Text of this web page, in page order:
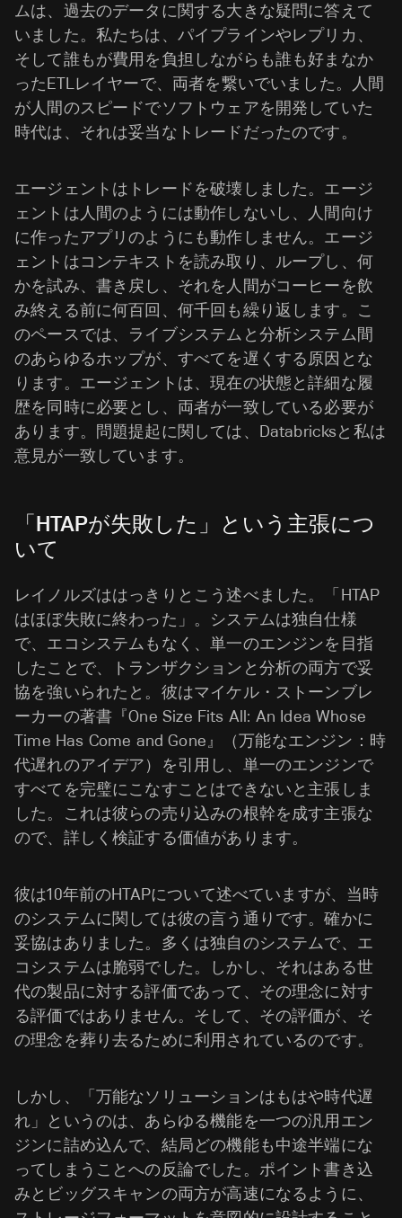
ムは、過去のデータに関する大きな疑問に答えて
いました。私たちは、パイプラインやレプリカ、
そして誰もが費用を負担しながらも誰も好まなか
ったETLレイヤーで、両者を繋いでいました。人間
が人間のスピードでソフトウェアを開発していた
時代は、それは妥当なトレードだったのです。
エージェントはトレードを破壊しました。エージ
ェントは人間のようには動作しないし、人間向け
に作ったアプリのようにも動作しません。エージ
ェントはコンテキストを読み取り、ループし、何
かを試み、書き戻し、それを人間がコーヒーを飲
み終える前に何百回、何千回も繰り返します。こ
のペースでは、ライブシステムと分析システム間
のあらゆるホップが、すべてを遅くする原因とな
ります。エージェントは、現在の状態と詳細な履
歴を同時に必要とし、両者が一致している必要が
あります。問題提起に関しては、Databricksと私は
意見が一致しています。
「HTAPが失敗した」という主張につ
いて
レイノルズははっきりとこう述べました。「HTAP
はほぼ失敗に終わった」。システムは独自仕様
で、エコシステムもなく、単一のエンジンを目指
したことで、トランザクションと分析の両方で妥
協を強いられたと。彼はマイケル・ストーンブレ
ーカーの著書『One Size Fits All: An Idea Whose
Time Has Come and Gone』（万能なエンジン：時
代遅れのアイデア）を引用し、単一のエンジンで
すべてを完璧にこなすことはできないと主張しま
した。これは彼らの売り込みの根幹を成す主張な
ので、詳しく検証する価値があります。
彼は10年前のHTAPについて述べていますが、当時
のシステムに関しては彼の言う通りです。確かに
妥協はありました。多くは独自のシステムで、エ
コシステムは脆弱でした。しかし、それはある世
代の製品に対する評価であって、その理念に対す
る評価ではありません。そして、その評価が、そ
の理念を葬り去るために利用されているのです。
しかし、「万能なソリューションはもはや時代遅
れ」というのは、あらゆる機能を一つの汎用エン
ジンに詰め込んで、結局どの機能も中途半端にな
ってしまうことへの反論でした。ポイント書き込
みとビッグスキャンの両方が高速になるように、